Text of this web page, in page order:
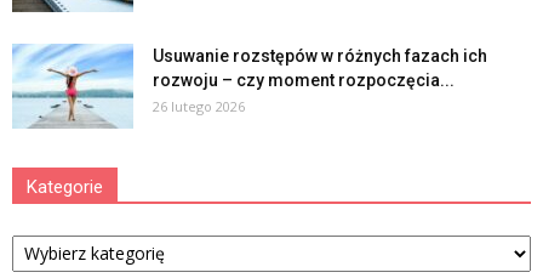
Usuwanie rozstępów w różnych fazach ich
rozwoju – czy moment rozpoczęcia...
26 lutego 2026
Kategorie
Kategorie